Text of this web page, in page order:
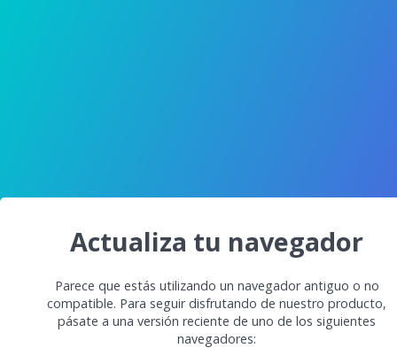
Actualiza tu navegador
Parece que estás utilizando un navegador antiguo o no
compatible. Para seguir disfrutando de nuestro producto,
pásate a una versión reciente de uno de los siguientes
navegadores: